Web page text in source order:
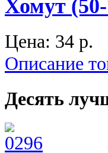
Хомут
Цена: 34 p.
Описание
Десять